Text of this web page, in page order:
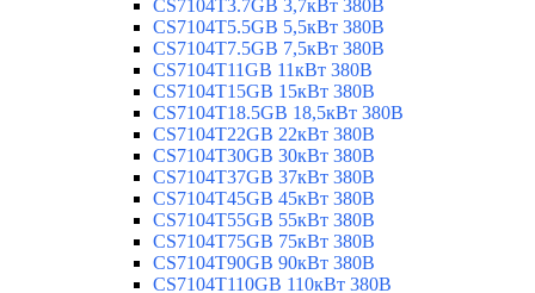
CS7104T3.7GB 3,7кВт 380В
CS7104T5.5GB 5,5кВт 380В
CS7104T7.5GB 7,5кВт 380В
CS7104T11GB 11кВт 380В
CS7104T15GB 15кВт 380В
CS7104T18.5GB 18,5кВт 380В
CS7104T22GB 22кВт 380В
CS7104T30GB 30кВт 380В
CS7104T37GB 37кВт 380В
CS7104T45GB 45кВт 380В
CS7104T55GB 55кВт 380В
CS7104T75GB 75кВт 380В
CS7104T90GB 90кВт 380В
CS7104T110GB 110кВт 380В